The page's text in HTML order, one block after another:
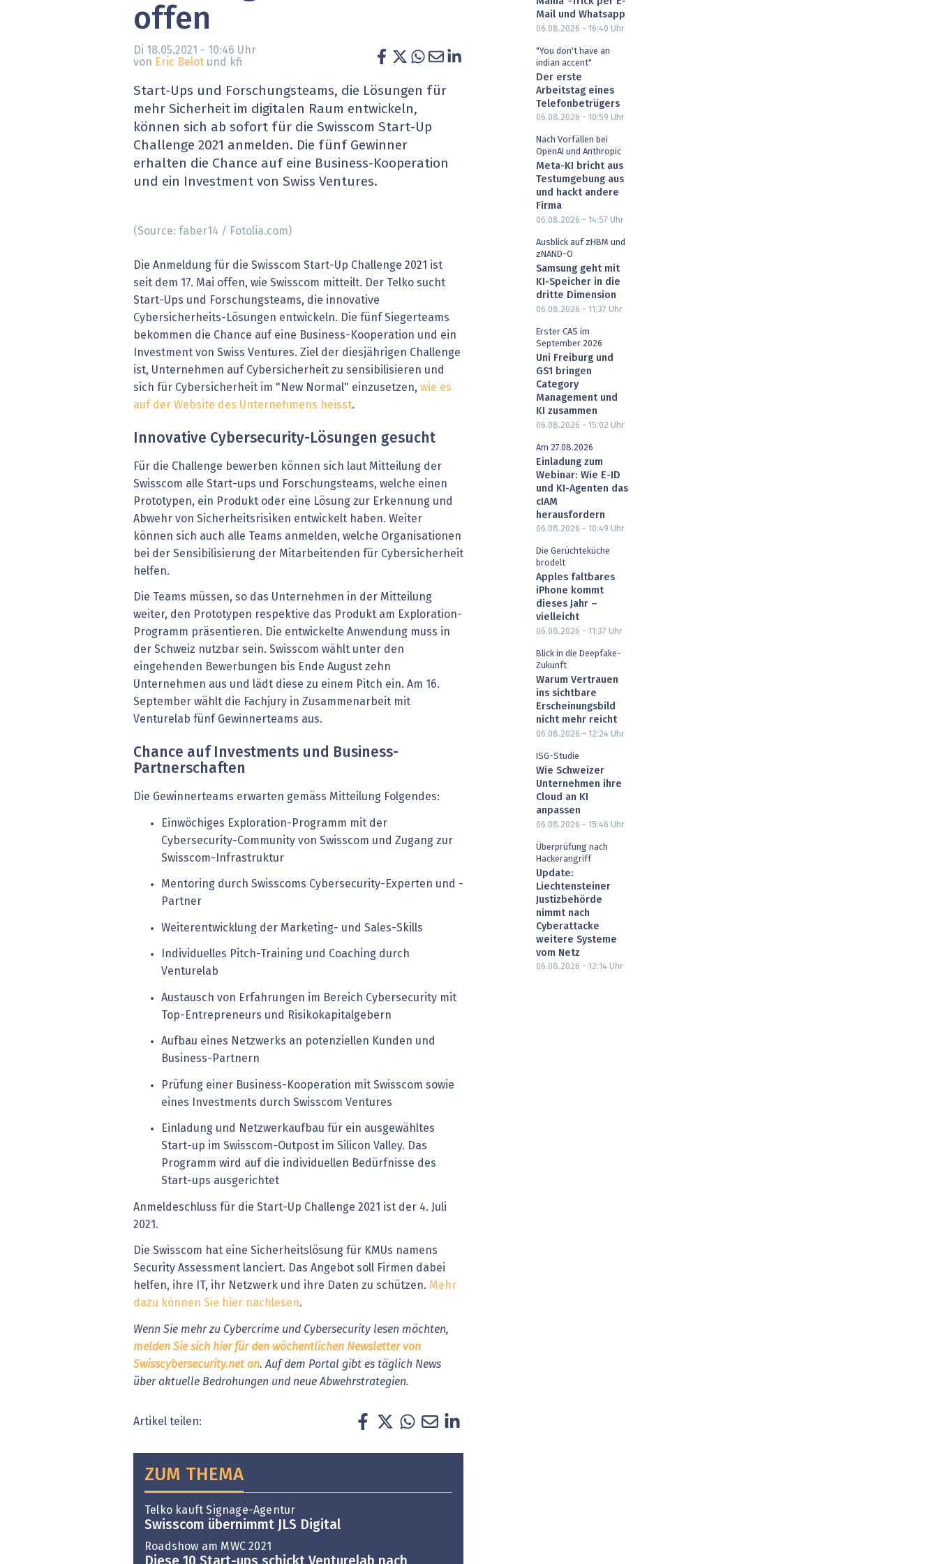
» alle News
XaaS, Managed Services & Co.
Digital Banking
» alle Dossiers
Artificial Intelligence
Finance 2030
Fintech & Insurtech
Professional AV & Digital Signage
offen
Di 18.05.2021 - 10:46 Uhr
von Eric Belot und kfi
Start-Ups und Forschungsteams, die Lösungen für
mehr Sicherheit im digitalen Raum entwickeln,
können sich ab sofort für die Swisscom Start-Up
Challenge 2021 anmelden. Die fünf Gewinner
erhalten die Chance auf eine Business-Kooperation
und ein Investment von Swiss Ventures.
(Source: faber14 / Fotolia.com)
Die Anmeldung für die Swisscom Start-Up Challenge 2021 ist
seit dem 17. Mai offen, wie Swisscom mitteilt. Der Telko sucht
Start-Ups und Forschungsteams, die innovative
Cybersicherheits-Lösungen entwickeln. Die fünf Siegerteams
bekommen die Chance auf eine Business-Kooperation und ein
Investment von Swiss Ventures. Ziel der diesjährigen Challenge
ist, Unternehmen auf Cybersicherheit zu sensibilisieren und
sich für Cybersicherheit im "New Normal" einzusetzen, wie es
auf der Website des Unternehmens heisst.
Innovative Cybersecurity-Lösungen gesucht
Für die Challenge bewerben können sich laut Mitteilung der
Swisscom alle Start-ups und Forschungsteams, welche einen
Prototypen, ein Produkt oder eine Lösung zur Erkennung und
Abwehr von Sicherheitsrisiken entwickelt haben. Weiter
können sich auch alle Teams anmelden, welche Organisationen
bei der Sensibilisierung der Mitarbeitenden für Cybersicherheit
helfen.
Die Teams müssen, so das Unternehmen in der Mitteilung
weiter, den Prototypen respektive das Produkt am Exploration-
Programm präsentieren. Die entwickelte Anwendung muss in
der Schweiz nutzbar sein. Swisscom wählt unter den
eingehenden Bewerbungen bis Ende August zehn
Unternehmen aus und lädt diese zu einem Pitch ein. Am 16.
September wählt die Fachjury in Zusammenarbeit mit
Venturelab fünf Gewinnerteams aus.
Chance auf Investments und Business-
Partnerschaften
Die Gewinnerteams erwarten gemäss Mitteilung Folgendes:
Einwöchiges Exploration-Programm mit der
Cybersecurity-Community von Swisscom und Zugang zur
Swisscom-Infrastruktur
Mentoring durch Swisscoms Cybersecurity-Experten und -
Partner
Weiterentwicklung der Marketing- und Sales-Skills
Individuelles Pitch-Training und Coaching durch
Venturelab
Austausch von Erfahrungen im Bereich Cybersecurity mit
Top-Entrepreneurs und Risikokapitalgebern
Aufbau eines Netzwerks an potenziellen Kunden und
Business-Partnern
Prüfung einer Business-Kooperation mit Swisscom sowie
eines Investments durch Swisscom Ventures
Einladung und Netzwerkaufbau für ein ausgewähltes
Start-up im Swisscom-Outpost im Silicon Valley. Das
Programm wird auf die individuellen Bedürfnisse des
Start-ups ausgerichtet
Anmeldeschluss für die Start-Up Challenge 2021 ist der 4. Juli
2021.
Die Swisscom hat eine Sicherheitslösung für KMUs namens
Security Assessment lanciert. Das Angebot soll Firmen dabei
helfen, ihre IT, ihr Netzwerk und ihre Daten zu schützen. Mehr
dazu können Sie hier nachlesen.
Wenn Sie mehr zu Cybercrime und Cybersecurity lesen möchten,
melden Sie sich hier für den wöchentlichen Newsletter von
Swisscybersecurity.net an. Auf dem Portal gibt es täglich News
über aktuelle Bedrohungen und neue Abwehrstrategien.
Artikel teilen:
ZUM THEMA
Telko kauft Signage-Agentur
Swisscom übernimmt JLS Digital
Roadshow am MWC 2021
Mail und Whatsapp
06.08.2026 - 16:40 Uhr
"You don't have an
indian accent"
Der erste
Arbeitstag eines
Telefonbetrügers
06.08.2026 - 10:59 Uhr
Nach Vorfällen bei
OpenAI und Anthropic
Meta-KI bricht aus
Testumgebung aus
und hackt andere
Firma
06.08.2026 - 14:57 Uhr
Ausblick auf zHBM und
zNAND-O
Samsung geht mit
KI-Speicher in die
dritte Dimension
06.08.2026 - 11:37 Uhr
Erster CAS im
September 2026
Uni Freiburg und
GS1 bringen
Category
Management und
KI zusammen
06.08.2026 - 15:02 Uhr
Am 27.08.2026
Einladung zum
Webinar: Wie E-ID
und KI-Agenten das
cIAM
herausfordern
06.08.2026 - 10:49 Uhr
Die Gerüchteküche
brodelt
Apples faltbares
iPhone kommt
dieses Jahr –
vielleicht
06.08.2026 - 11:37 Uhr
Blick in die Deepfake-
Zukunft
Warum Vertrauen
ins sichtbare
Erscheinungsbild
nicht mehr reicht
06.08.2026 - 12:24 Uhr
ISG-Studie
Wie Schweizer
Unternehmen ihre
Cloud an KI
anpassen
06.08.2026 - 15:46 Uhr
Überprüfung nach
Hackerangriff
Update:
Liechtensteiner
Justizbehörde
nimmt nach
Cyberattacke
weitere Systeme
vom Netz
06.08.2026 - 12:14 Uhr